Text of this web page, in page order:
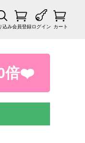
込み会員登録ログイン カート
倍❤️